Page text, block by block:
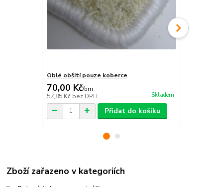
Oblé obšití pouze koberce
70,00 Kč/bm
57,85 Kč bez DPH Skladem
Přidat do košíku
Zboží zařazeno v kategoriích